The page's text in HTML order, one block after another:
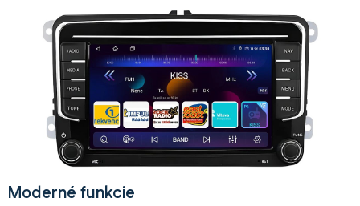
Moderné funkcie